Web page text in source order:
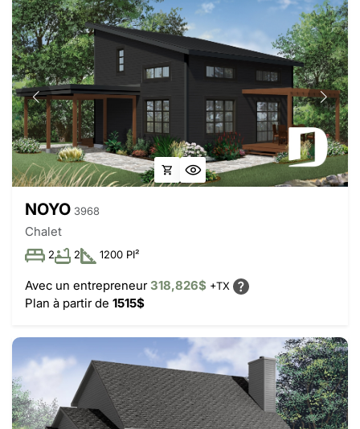
NOYO 3968
Chalet
2 2 1200 PI²
Avec un entrepreneur318,826$ +TX
Plan à partir de 1515$